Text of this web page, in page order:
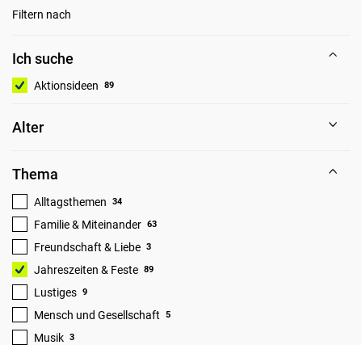
Filtern nach
Ich suche
Aktionsideen 89
Alter
Thema
Alltagsthemen 34
Familie & Miteinander 63
Freundschaft & Liebe 3
Jahreszeiten & Feste 89
Lustiges 9
Mensch und Gesellschaft 5
Musik 3